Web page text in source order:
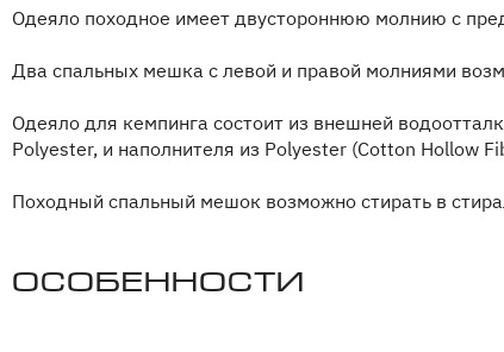
Одеяло походное имеет двустороннюю молнию с
Два спальных мешка с левой и правой молниями
Одеяло для кемпинга состоит из внешней
Polyester, и наполнителя из Polyester (Cotton Hollow
Походный спальный мешок возможно стирать в
Особенности